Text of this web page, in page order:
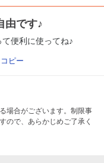
由です♪
便利に使ってね♪
ピー
場合がございます。制限事
ので、あらかじめご了承く